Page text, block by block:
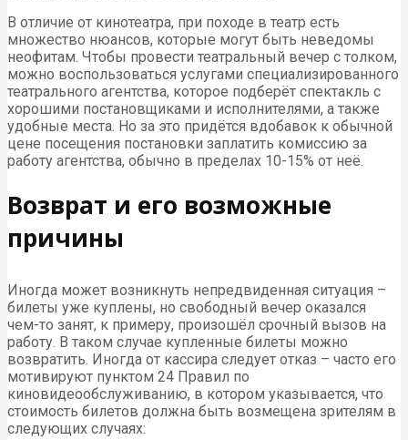
В отличие от кинотеатра, при походе в театр есть
множество нюансов, которые могут быть неведомы
неофитам. Чтобы провести театральный вечер с толком,
можно воспользоваться услугами специализированного
театрального агентства, которое подберёт спектакль с
хорошими постановщиками и исполнителями, а также
удобные места. Но за это придётся вдобавок к обычной
цене посещения постановки заплатить комиссию за
работу агентства, обычно в пределах 10-15% от неё.
Возврат и его возможные
причины
Иногда может возникнуть непредвиденная ситуация –
билеты уже куплены, но свободный вечер оказался
чем-то занят, к примеру, произошёл срочный вызов на
работу. В таком случае купленные билеты можно
возвратить. Иногда от кассира следует отказ – часто его
мотивируют пунктом 24 Правил по
киновидеообслуживанию, в котором указывается, что
стоимость билетов должна быть возмещена зрителям в
следующих случаях: